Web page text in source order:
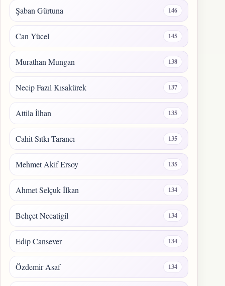
Şaban Gürtuna 146
Can Yücel 145
Murathan Mungan 138
Necip Fazıl Kısakürek 137
Attila İlhan 135
Cahit Sıtkı Tarancı 135
Mehmet Akif Ersoy 135
Ahmet Selçuk İlkan 134
Behçet Necatigil 134
Edip Cansever 134
Özdemir Asaf 134